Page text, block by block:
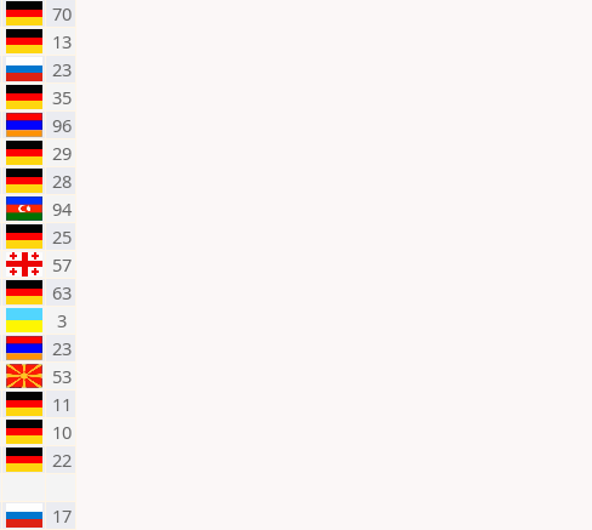
70
13
23
35
96
29
28
94
25
57
63
3
23
53
11
10
22
17